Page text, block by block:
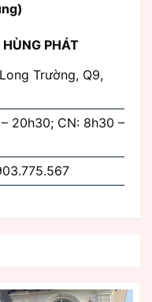
PHÁT
Trường, Q9,
20h30; CN: 8h30 –